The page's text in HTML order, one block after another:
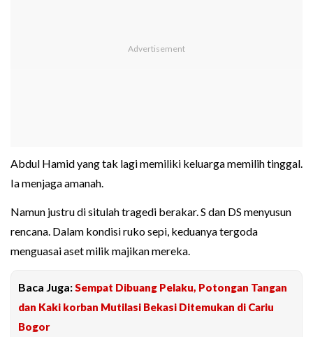
Abdul Hamid yang tak lagi memiliki keluarga memilih tinggal.
Ia menjaga amanah.
Namun justru di situlah tragedi berakar. S dan DS menyusun
rencana. Dalam kondisi ruko sepi, keduanya tergoda
menguasai aset milik majikan mereka.
Baca Juga: Sempat Dibuang Pelaku, Potongan Tangan
dan Kaki korban Mutilasi Bekasi Ditemukan di Cariu
Bogor